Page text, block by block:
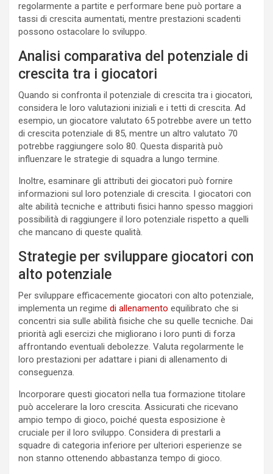
regolarmente a partite e performare bene può portare a
tassi di crescita aumentati, mentre prestazioni scadenti
possono ostacolare lo sviluppo.
Analisi comparativa del potenziale di
crescita tra i giocatori
Quando si confronta il potenziale di crescita tra i giocatori,
considera le loro valutazioni iniziali e i tetti di crescita. Ad
esempio, un giocatore valutato 65 potrebbe avere un tetto
di crescita potenziale di 85, mentre un altro valutato 70
potrebbe raggiungere solo 80. Questa disparità può
influenzare le strategie di squadra a lungo termine.
Inoltre, esaminare gli attributi dei giocatori può fornire
informazioni sul loro potenziale di crescita. I giocatori con
alte abilità tecniche e attributi fisici hanno spesso maggiori
possibilità di raggiungere il loro potenziale rispetto a quelli
che mancano di queste qualità.
Strategie per sviluppare giocatori con
alto potenziale
Per sviluppare efficacemente giocatori con alto potenziale,
implementa un regime di allenamento equilibrato che si
concentri sia sulle abilità fisiche che su quelle tecniche. Dai
priorità agli esercizi che migliorano i loro punti di forza
affrontando eventuali debolezze. Valuta regolarmente le
loro prestazioni per adattare i piani di allenamento di
conseguenza.
Incorporare questi giocatori nella tua formazione titolare
può accelerare la loro crescita. Assicurati che ricevano
ampio tempo di gioco, poiché questa esposizione è
cruciale per il loro sviluppo. Considera di prestarli a
squadre di categoria inferiore per ulteriori esperienze se
non stanno ottenendo abbastanza tempo di gioco.